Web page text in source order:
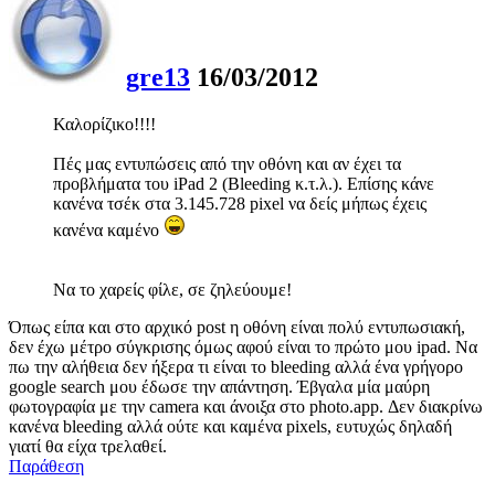
gre13 16/03/2012
Καλορίζικο!!!!
Πές μας εντυπώσεις από την οθόνη και αν έχει τα
προβλήματα του iPad 2 (Bleeding κ.τ.λ.). Επίσης κάνε
κανένα τσέκ στα 3.145.728 pixel να δείς μήπως έχεις
κανένα καμένο
Να το χαρείς φίλε, σε ζηλεύουμε!
Όπως είπα και στο αρχικό post η οθόνη είναι πολύ εντυπωσιακή,
δεν έχω μέτρο σύγκρισης όμως αφού είναι το πρώτο μου ipad. Να
πω την αλήθεια δεν ήξερα τι είναι το bleeding αλλά ένα γρήγορο
google search μου έδωσε την απάντηση. Έβγαλα μία μαύρη
φωτογραφία με την camera και άνοιξα στο photo.app. Δεν διακρίνω
κανένα bleeding αλλά ούτε και καμένα pixels, ευτυχώς δηλαδή
γιατί θα είχα τρελαθεί.
Παράθεση